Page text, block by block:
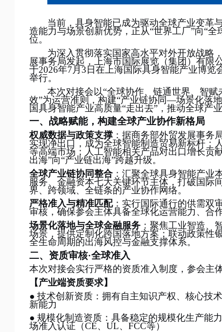
当前，具身智能已成为驱动全球产业变革
造能力与场景创新优势，正从“世界工厂”向“全
位。
为深入贯彻落实国家高水平对外开放战略
展事务局发起，上海市国际展览（集团）有限
于2026年7月3日在上海国际具身智能产业博
举行。
本次对接会以“全球协作、链通世界、智赋
效”为运营准则，构建“产业链协同—场景化落
国具身智能产业高质量“走出去”，推动全球产
一、战略赋能，构建全球产业协作新格局
权威数据与政策支撑 ：据商务部外贸发展事务
实现净出口，成为全球智能制造贸易新标杆；
等高端市场；人工智能相关产品对出口增长贡
出海”向“产业链出海”跨越升级。
全球产业链协同整合 ：汇聚全球具身智能产业
服务、金融资本七大关键环节主体，打破国际
界、跨领域、全链条的产业协作网络。
严格准入与精准匹配：实行国际通行的供需双
审核，确保参会主体具备全球化运营能力、合
场景化落地与全球金融服务 ：聚焦工业智造、
场景，提供定制化跨国落地方案；联动政策性
全生命周期的出海风控与金融支撑体系。
二、 资质审核·全球准入
本次对接会实行严格的资质准入制度，参会主
【产业端资质要求】
● 技术创新资质：拥有自主知识产权、核心技
新能力
● 规模化制造资质：具备稳定的规模化生产能
场准入认证（CE、UL、FCC等）